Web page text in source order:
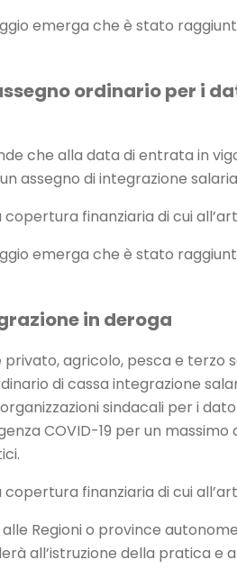
emerga che è stato
ordinario per i
che alla data di entrata in
assegno di integrazione
finanziaria di cui all’art.
emerga che è stato
in deroga
agricolo, pesca e
di cassa integrazione
sindacali per i
COVID-19 per un
finanziaria di cui all’art.
Regioni o province
all’istruzione della pratica e